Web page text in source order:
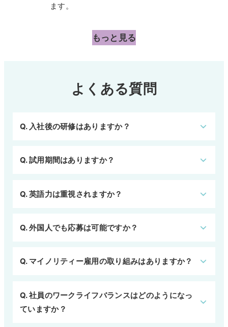
ます。
もっと見る
よくある質問
Q. 入社後の研修はありますか？
Q. 試用期間はありますか？
Q. 英語力は重視されますか？
Q. 外国人でも応募は可能ですか？
Q. マイノリティー雇用の取り組みはありますか？
Q. 社員のワークライフバランスはどのようになっ
ていますか？